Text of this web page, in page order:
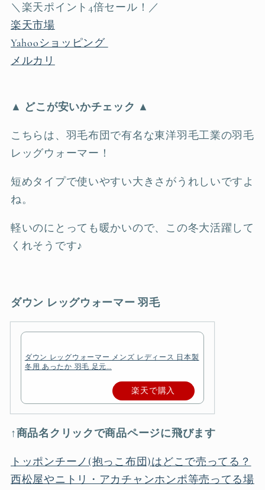
＼楽天ポイント4倍セール！／
楽天市場
Yahooショッピング
メルカリ
▲ どこが安いかチェック ▲
こちらは、羽毛布団で有名な東洋羽毛工業の羽毛
レッグウォーマー！
短めタイプで使いやすい大きさがうれしいですよ
ね。
軽いのにとっても暖かいので、この冬大活躍して
くれそうです♪
ダウン レッグウォーマー 羽毛
ダウン レッグウォーマー メンズ レディース 日本製
冬用 あったか 羽毛 足元…
楽天で購入
↑商品名クリックで商品ページに飛びます
トッポンチーノ(抱っこ布団)はどこで売ってる？
西松屋やニトリ・アカチャンホンポ等売ってる場